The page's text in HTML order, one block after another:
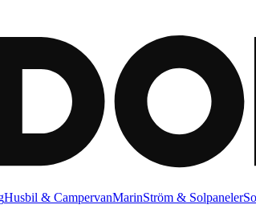
Husbil & CampervanMarinStröm & Solpaneler